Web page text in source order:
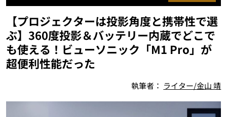
【プロジェクターは投影角度と携帯性で選
ぶ】360度投影＆バッテリー内蔵でどこで
も使える！ビューソニック「M1 Pro」が
超便利性能だった
執筆者： ライター/金山 靖